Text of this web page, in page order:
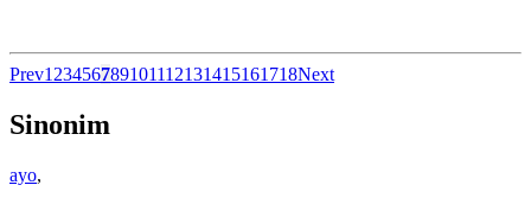
Prev1 23456789101112131415161718Next
Sinonim
ayo,